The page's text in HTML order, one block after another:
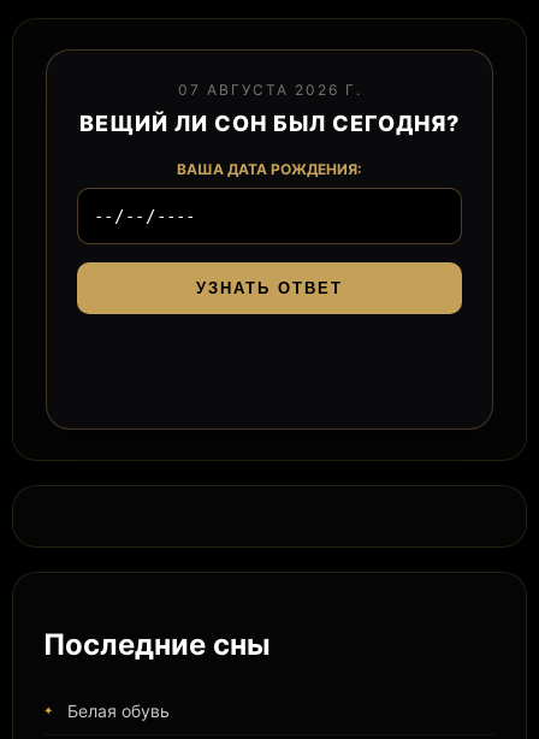
07 АВГУСТА 2026 Г.
ВЕЩИЙ ЛИ СОН БЫЛ СЕГОДНЯ?
ВАША ДАТА РОЖДЕНИЯ:
УЗНАТЬ ОТВЕТ
Последние сны
Белая обувь